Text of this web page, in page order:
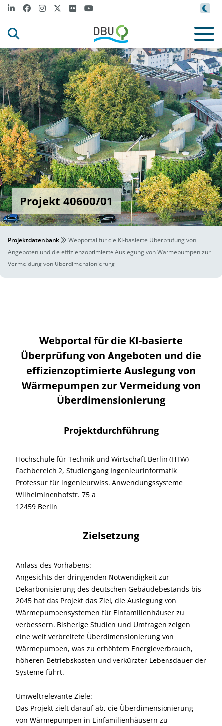
Projekt 40600/01
Projektdatenbank
Webportal für die KI-basierte Überprüfung von
Angeboten und die effizienzoptimierte Auslegung von Wärmepumpen zur
Vermeidung von Überdimensionierung
Webportal für die KI-basierte
Überprüfung von Angeboten und die
effizienzoptimierte Auslegung von
Wärmepumpen zur Vermeidung von
Überdimensionierung
Projektdurchführung
Hochschule für Technik und Wirtschaft Berlin (HTW)
Fachbereich 2, Studiengang Ingenieurinformatik
Professur für ingenieurwiss. Anwendungssysteme
Wilhelminenhofstr. 75 a
12459 Berlin
Zielsetzung
Anlass des Vorhabens:
Angesichts der dringenden Notwendigkeit zur
Dekarbonisierung des deutschen Gebäudebestands bis
2045 hat das Projekt das Ziel, die Auslegung von
Wärmepumpensystemen für Einfamilienhäuser zu
verbessern. Bisherige Studien und Umfragen zeigen
eine weit verbreitete Überdimensionierung von
Wärmepumpen, was zu erhöhtem Energieverbrauch,
höheren Betriebskosten und verkürzter Lebensdauer der
Systeme führt.
Umweltrelevante Ziele:
Das Projekt zielt darauf ab, die Überdimensionierung
von Wärmepumpen in Einfamilienhäusern zu